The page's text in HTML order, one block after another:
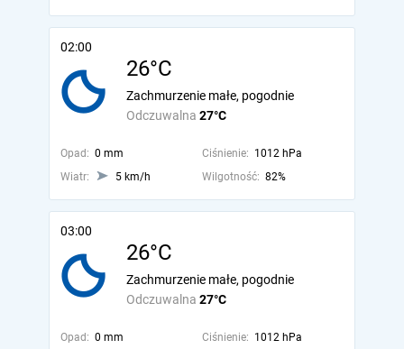
02:00
26°C
Odczuwalna 27°C
Zachmurzenie małe, pogodnie
Opad: 0 mm Ciśnienie: 1012 hPa
Wiatr:
5 km/h Wilgotność: 82%
03:00
26°C
Odczuwalna 27°C
Zachmurzenie małe, pogodnie
Opad: 0 mm Ciśnienie: 1012 hPa